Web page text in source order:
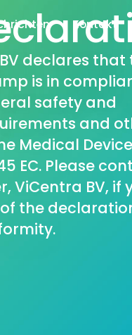
Kontakt
declares that
is in
safety and
and
Medical Device
EC. Please
ViCentra BV, if
the